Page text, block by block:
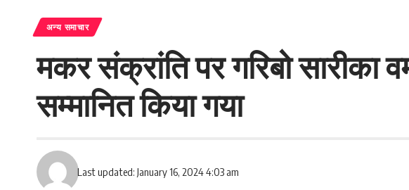
अन्य समाचार
मकर संक्रांति पर गरिबो सारीका
सम्मानित किया गया
Last updated: January 16, 2024 4:03 am